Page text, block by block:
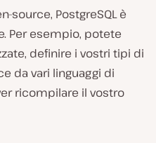
source, PostgreSQL è
Per esempio, potete
definire i vostri tipi di
da vari linguaggi di
ricompilare il vostro